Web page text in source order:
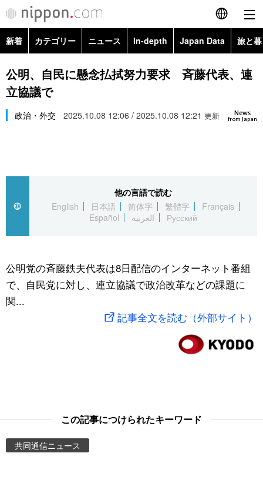
English
简体字
Русский
カテゴリー
経済・ビジネス
国際
文化
トップ
アーカイブ
In-depth
Japan Data
動画/Live
People
新着 カテゴリー ニュース In-depth Japan Data 旅と
政治・外交
経済・ビジネス
スポーツ・東京2020
Topics
公明、自民に懸念払拭努力要求 斉藤代表、連
立協議で
News
from Japan
政治・外交 2025.10.08 12:06 / 2025.10.08 12:21 更新
他の言語で読む
English
日本語 简体字 繁體字
Français
Español
العربية Русский
公明党の斉藤鉄夫代表は8日配信のインターネット番組
で、自民党に対し、連立協議で政治改革などの課題に
関...
記事全文を読む（外部サイト）
この記事につけられたキーワード
共同通信ニュース